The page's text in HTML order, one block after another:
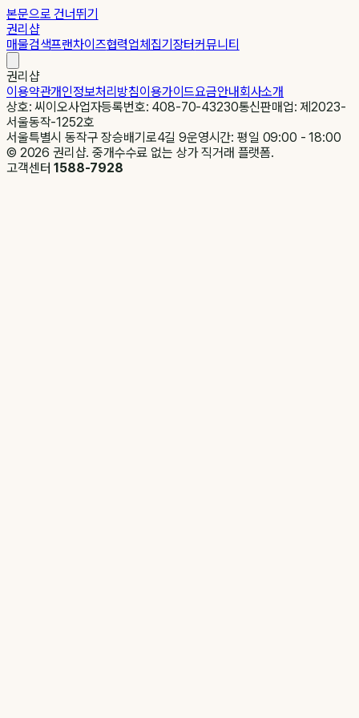
본문으로 건너뛰기
권리샵
매물검색프랜차이즈협력업체집기장터커뮤니티
권리샵
이용약관개인정보처리방침이용가이드요금안내회사소개
상호: 씨이오사업자등록번호: 408-70-43230통신판매업: 제2023-
서울동작-1252호
서울특별시 동작구 장승배기로4길 9운영시간: 평일 09:00 - 18:00
© 2026 권리샵. 중개수수료 없는 상가 직거래 플랫폼.
고객센터1588-7928